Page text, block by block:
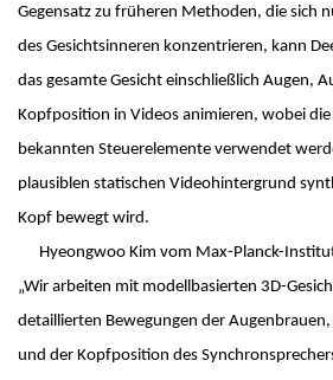
OPEN SCIENCE
Chancengleicheit
BEAUFTRAGTER FÜR
BEAUFTRAGTER FÜR SICHERHEIT
Standort & Adresse
GREMIEN
Geschäftsführung
JUBILÄEN
25 Jahre MPI-INF
30 Jahre MPI-INF
Gegensatz zu früheren Methoden, die sich
des Gesichtsinneren konzentrieren, kann
das gesamte Gesicht einschließlich Augen,
Kopfposition in Videos animieren, wobei
bekannten Steuerelemente verwendet
plausiblen statischen Videohintergrund
Kopf bewegt wird.
Hyeongwoo Kim vom Max-Planck-
„Wir arbeiten mit modellbasierten 3D-
detaillierten Bewegungen der
und der Kopfposition des